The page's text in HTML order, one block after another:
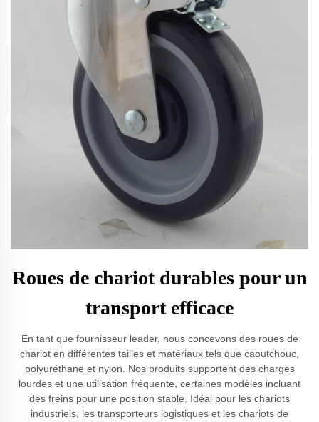
Roues de chariot durables pour un
transport efficace
En tant que fournisseur leader, nous concevons des roues de
chariot en différentes tailles et matériaux tels que caoutchouc,
polyuréthane et nylon. Nos produits supportent des charges
lourdes et une utilisation fréquente, certaines modèles incluant
des freins pour une position stable. Idéal pour les chariots
industriels, les transporteurs logistiques et les chariots de